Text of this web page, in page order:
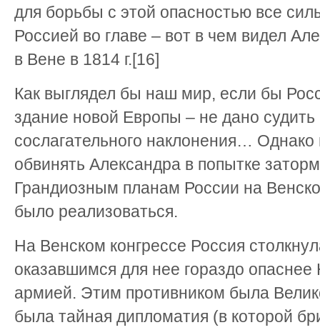
для борьбы с этой опасностью все
Россией во главе – вот в чем видел
в Вене в 1814 г.[16]
Как выглядел бы наш мир, если бы
здание новой Европы – не дано
сослагательного наклонения…
обвинять Александра в попытке
Грандиозным планам России на
было реализоваться.
На Венском конгрессе Россия
оказавшимся для нее гораздо
армией. Этим противником была
была тайная дипломатия (в которой